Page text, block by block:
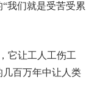
我们就是受苦受累
它让工人工伤工
百万年中让人类